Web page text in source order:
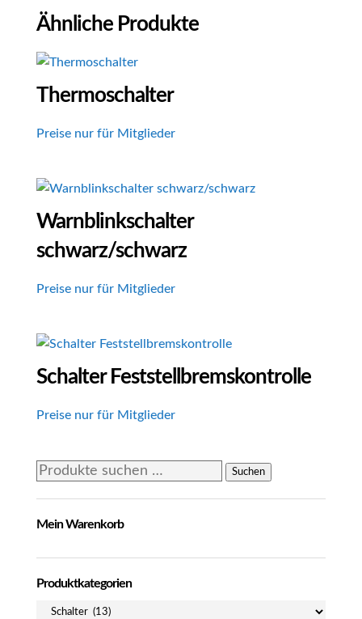
Ähnliche Produkte
Thermoschalter
Preise nur für Mitglieder
Warnblinkschalter
schwarz/schwarz
Preise nur für Mitglieder
Schalter Feststellbremskontrolle
Preise nur für Mitglieder
Suchen
Suchen
Mein Warenkorb
Produktkategorien